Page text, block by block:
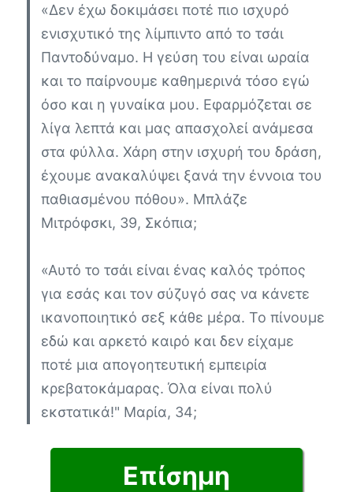
«Δεν έχω δοκιμάσει ποτέ πιο ισχυρό
ενισχυτικό της λίμπιντο από το τσάι
Παντοδύναμο. Η γεύση του είναι ωραία
και το παίρνουμε καθημερινά τόσο εγώ
όσο και η γυναίκα μου. Εφαρμόζεται σε
λίγα λεπτά και μας απασχολεί ανάμεσα
στα φύλλα. Χάρη στην ισχυρή του δράση,
έχουμε ανακαλύψει ξανά την έννοια του
παθιασμένου πόθου». Μπλάζε
Μιτρόφσκι, 39, Σκόπια;
«Αυτό το τσάι είναι ένας καλός τρόπος
για εσάς και τον σύζυγό σας να κάνετε
ικανοποιητικό σεξ κάθε μέρα. Το πίνουμε
εδώ και αρκετό καιρό και δεν είχαμε
ποτέ μια απογοητευτική εμπειρία
κρεβατοκάμαρας. Όλα είναι πολύ
εκστατικά!" Μαρία, 34;
Επίσημη